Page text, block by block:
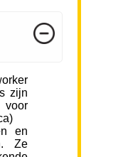
zijn
voor
en
Ze